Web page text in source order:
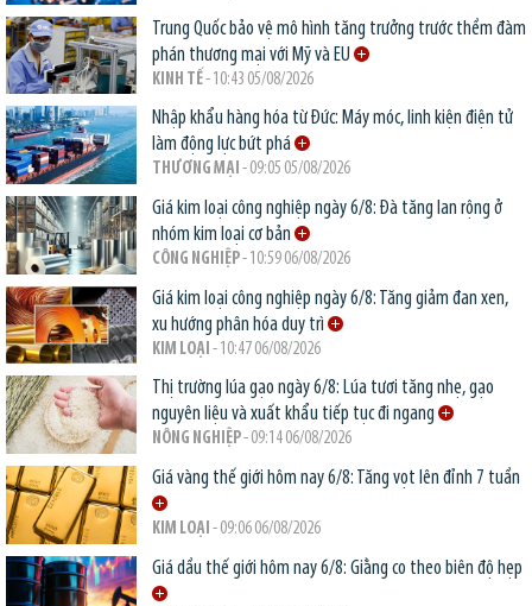
Trung Quốc bảo vệ mô hình tăng trưởng trước thềm đàm
phán thương mại với Mỹ và EU
KINH TẾ- 10:43 05/08/2026
Nhập khẩu hàng hóa từ Đức: Máy móc, linh kiện điện tử
làm động lực bứt phá
THƯƠNG MẠI - 09:05 05/08/2026
Giá kim loại công nghiệp ngày 6/8: Đà tăng lan rộng ở
nhóm kim loại cơ bản
CÔNG NGHIỆP- 10:59 06/08/2026
Giá kim loại công nghiệp ngày 6/8: Tăng giảm đan xen,
xu hướng phân hóa duy trì
KIM LOẠI - 10:47 06/08/2026
Thị trường lúa gạo ngày 6/8: Lúa tươi tăng nhẹ, gạo
nguyên liệu và xuất khẩu tiếp tục đi ngang
NÔNG NGHIỆP- 09:14 06/08/2026
Giá vàng thế giới hôm nay 6/8: Tăng vọt lên đỉnh 7 tuần
KIM LOẠI - 09:06 06/08/2026
Giá dầu thế giới hôm nay 6/8: Giằng co theo biên độ hẹp